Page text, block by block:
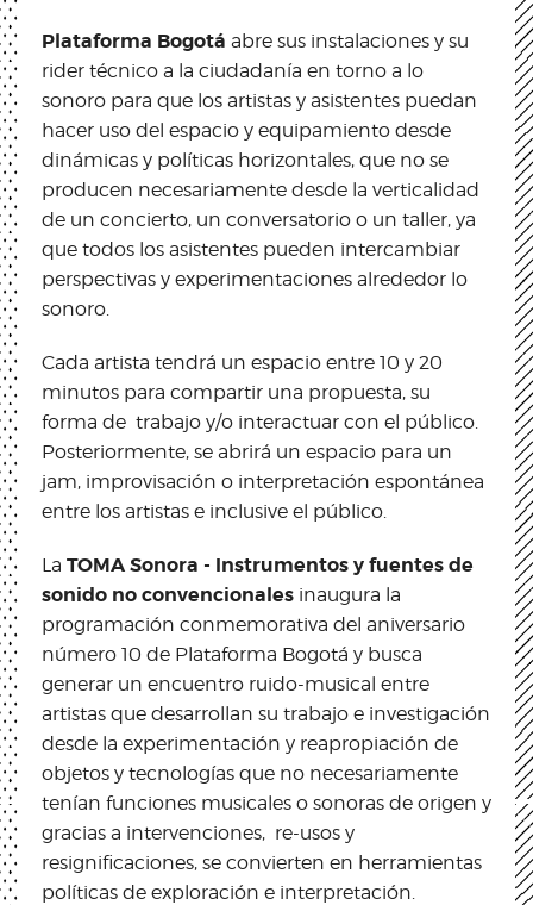
Plataforma Bogotá abre sus instalaciones y su
rider técnico a la ciudadanía en torno a lo
sonoro para que los artistas y asistentes puedan
hacer uso del espacio y equipamiento desde
dinámicas y políticas horizontales, que no se
producen necesariamente desde la verticalidad
de un concierto, un conversatorio o un taller, ya
que todos los asistentes pueden intercambiar
perspectivas y experimentaciones alrededor lo
sonoro.
Cada artista tendrá un espacio entre 10 y 20
minutos para compartir una propuesta, su
forma de trabajo y/o interactuar con el público.
Posteriormente, se abrirá un espacio para un
jam, improvisación o interpretación espontánea
entre los artistas e inclusive el público.
La TOMA Sonora - Instrumentos y fuentes de
sonido no convencionales inaugura la
programación conmemorativa del aniversario
número 10 de Plataforma Bogotá y busca
generar un encuentro ruido-musical entre
artistas que desarrollan su trabajo e investigación
desde la experimentación y reapropiación de
objetos y tecnologías que no necesariamente
tenían funciones musicales o sonoras de origen y
gracias a intervenciones, re-usos y
resignificaciones, se convierten en herramientas
políticas de exploración e interpretación.